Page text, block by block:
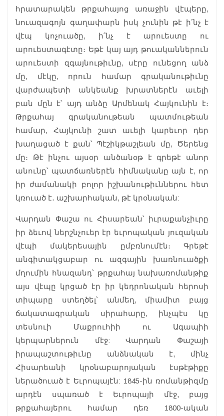
հրատարակեն թրքահայոց առաջին վէպերը,
նուազագոյն գաղափարն իսկ չունին թէ ի՛նչ է
վէպ կոչուածը, ի՛նչ է արուեստը ու
արուեստագէտը։ Եթէ կայ այդ թուականներուն
արուեստի զգայնութիւնը, սէրը ունեցող անձ
մը, մէկը, որուն համար գրականութիւնը
վարժապետի անկեանք խրատներէն աւելի
բան մըն է՝ այդ անձը Արմենակ Հայկունին է։
Թրքահայ գրականութեան պատմութեան
համար, Հայկունի շատ աւելի կարեւոր դեր
խաղացած է քան՝ Պէշիկթաշլեան մը, Ծերենց
մը։ Թէ ինչու այսօր անծանօթ է գրեթէ անոր
անունը՝ պատճառներէն հիմնականը այն է, որ
իր ժամանակի բոլոր իշխանութիւններու հետ
կռուած է․ աշխարհական, թէ կրօնական:
Վարդան Փաշա ու Հիսարեան՝ իւրաքանչիւրը
իր ձեւով ներշնչուեր էր եւրոպական յուզական
վէպի մակերեսային ըմբռնումէն։ Գրեթէ
անգիտակցաբար ու ազգային խառնուածքի
մղումին հնազանդ՝ թրքահայ նախառոմանթիք
այս վէպը կրցած էր իր կեդրոնական հերոսի
տիպարը ստեղծել՝ անմեղ, միամիտ բայց
ճակատագրական սիրահարը, ինչպէս կը
տեսնուի Մաքրուհիի ու Ագապիի
կերպարներուն մէջ: Վարդան Փաշայի
իրապաշտութիւնը անձնական է, մինչ
Հիսարեանի կրօնաբարոյական էսթէթիքը
ներածուած է Եւրոպայէն: 1845-ին ռոմանթիզմը
արդէն սպառած է Եւրոպայի մէջ, բայց
թրքահայերու համար դեռ 1800-ական